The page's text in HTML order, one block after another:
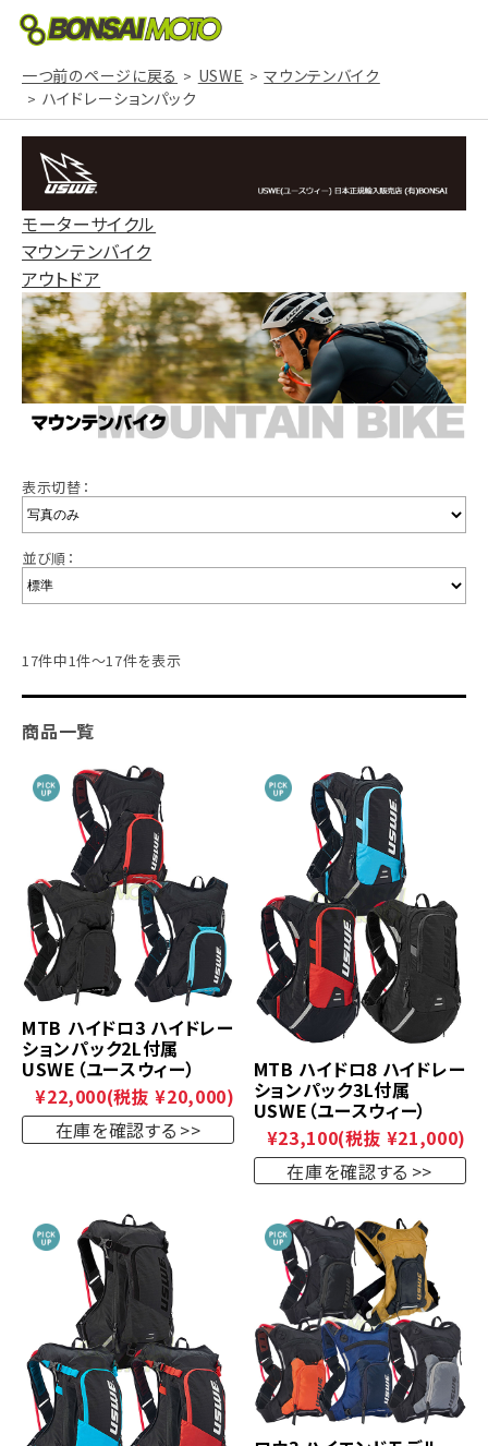
一つ前のページに戻る USWE
マウンテンバイク
ハイドレーションパック
モーターサイクル
マウンテンバイク
アウトドア
表示切替：
並び順：
17件中1件～17件を表示
商品一覧
MTB ハイドロ3 ハイドレー
ションパック2L付属
USWE（ユースウィー）
¥22,000(税抜 ¥20,000)
在庫を確認する
MTB ハイドロ8 ハイドレー
ションパック3L付属
USWE（ユースウィー）
¥23,100(税抜 ¥21,000)
在庫を確認する